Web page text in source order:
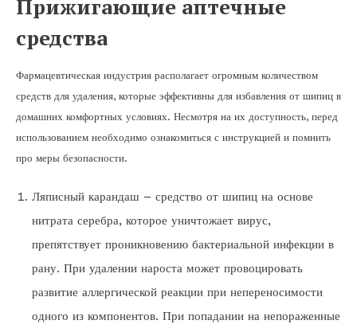
Прижигающие аптечные
средства
Фармацевтическая индустрия располагает огромным количеством
средств для удаления, которые эффективны для избавления от шипиц в
домашних комфортных условиях. Несмотря на их доступность, перед
использованием необходимо ознакомиться с инструкцией и помнить
про меры безопасности.
Ляписный карандаш – средство от шипиц на основе
нитрата серебра, которое уничтожает вирус,
препятствует проникновению бактериальной инфекции в
рану. При удалении нароста может провоцировать
развитие аллергической реакции при непереносимости
одного из компонентов. При попадании на непораженные